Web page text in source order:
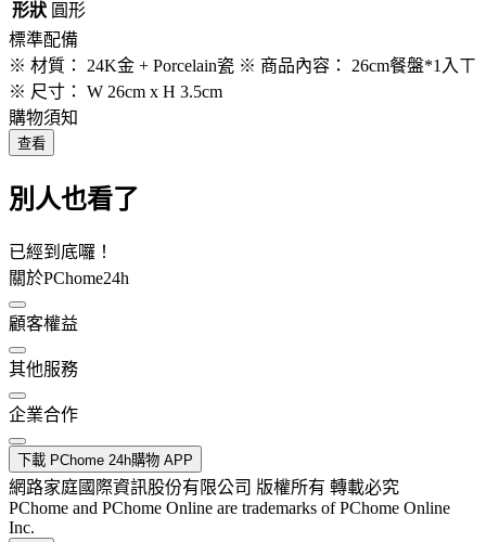
形狀 圓形
標準配備
※ 材質： 24K金 + Porcelain瓷 ※ 商品內容： 26cm餐盤*1入ㄒ
※ 尺寸： W 26cm x H 3.5cm
購物須知
查看
別人也看了
已經到底囉！
關於PChome24h
顧客權益
其他服務
企業合作
下載 PChome 24h購物 APP
網路家庭國際資訊股份有限公司 版權所有 轉載必究
PChome and PChome Online are trademarks of PChome Online
Inc.